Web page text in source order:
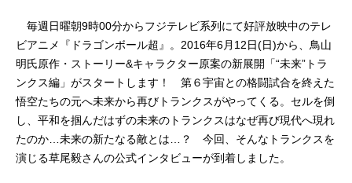
毎週日曜朝9時00分からフジテレビ系列にて好評放映中のテレ
ビアニメ『ドラゴンボール超』。2016年6月12日(日)から、鳥山
明氏原作・ストーリー&キャラクター原案の新展開「“未来”トラ
ンクス編」がスタートします！ 第６宇宙との格闘試合を終えた
悟空たちの元へ未来から再びトランクスがやってくる。セルを倒
し、平和を掴んだはずの未来のトランクスはなぜ再び現代へ現れ
たのか…未来の新たなる敵とは…？ 今回、そんなトランクスを
演じる草尾毅さんの公式インタビューが到着しました。